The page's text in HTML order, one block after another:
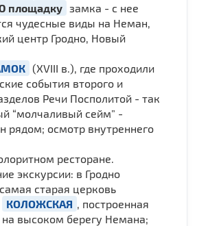
площадку замка - с нее
чудесные виды на Неман,
центр Гродно, Новый
(XVIII в.), где проходили
события второго и
Речи Посполитой - так
“молчаливый сейм” -
рядом; осмотр внутреннего
ресторане.
экскурсии: в Гродно
старая церковь
КОЛОЖСКАЯ
, построенная
на высоком берегу Немана;